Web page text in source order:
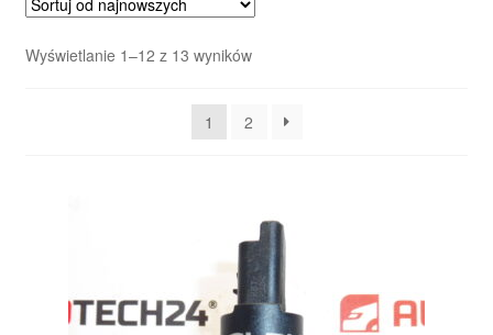
O nas
Wózek
Wyświetlanie 1–12 z 13 wynikówPosortowane
1
2